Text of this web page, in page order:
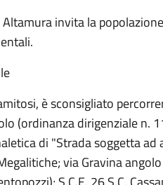
invita la
è sconsigliato
(ordinanza dirigenziale n.
di "Strada soggetta
via Gravina